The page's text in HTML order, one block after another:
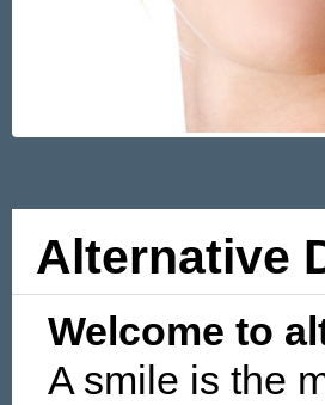
Alternative
Welcome to
A smile is the